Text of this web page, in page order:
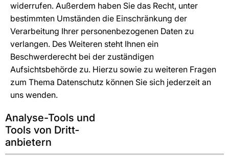
widerrufen. Außerdem haben Sie das Recht, unter
bestimmten Umständen die Einschränkung der
Verarbeitung Ihrer personenbezogenen Daten zu
verlangen. Des Weiteren steht Ihnen ein
Beschwerderecht bei der zuständigen
Aufsichtsbehörde zu. Hierzu sowie zu weiteren Fragen
zum Thema Datenschutz können Sie sich jederzeit an
uns wenden.
Analyse-Tools und
Tools von Dritt­
anbietern